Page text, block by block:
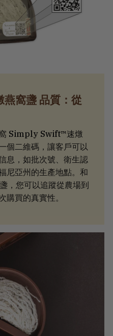
窩盞 品質：從
Simply Swift™速燉
個二維碼，讓客戶可以
息，如批次號、衛生認
尼亞州的生產地點。和
您可以追蹤從農場到
購買的真實性。